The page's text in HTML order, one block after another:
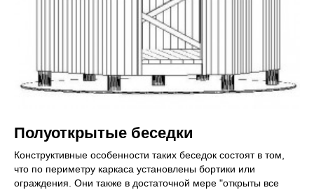
Полуоткрытые беседки
Конструктивные особенности таких беседок состоят в том,
что по периметру каркаса установлены бортики или
ограждения. Они также в достаточной мере "открыты все